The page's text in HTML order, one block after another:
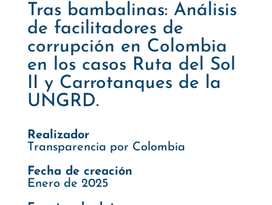
Tras bambalinas: Análisis
de facilitadores de
corrupción en Colombia
en los casos Ruta del Sol
II y Carrotanques de la
UNGRD.
Realizador
Transparencia por Colombia
Fecha de creación
Enero de 2025